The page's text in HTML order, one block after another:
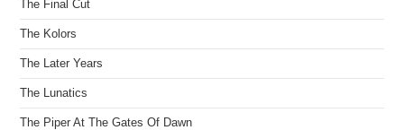
The Final Cut
The Kolors
The Later Years
The Lunatics
The Piper At The Gates Of Dawn